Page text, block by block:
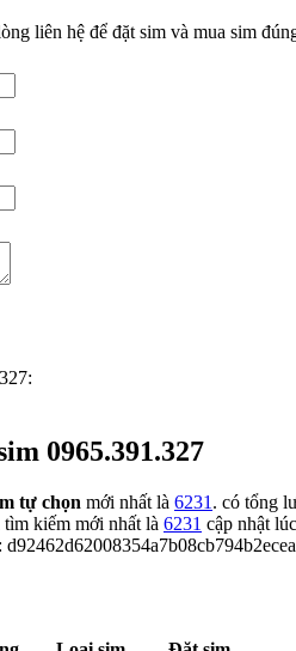
liên hệ để đặt sim và mua sim
0965.391.327
tự chọn mới nhất là 6231 . có tổng
tìm kiếm mới nhất là 6231 cập nhật